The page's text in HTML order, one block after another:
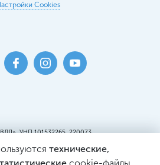
Cookies
УНП 101532265, 220073
Пункт самовывоза:
Кальварийская, 25, пом. 220
технические,